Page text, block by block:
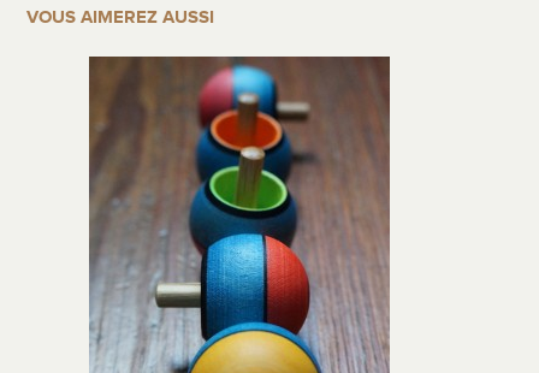
VOUS AIMEREZ AUSSI